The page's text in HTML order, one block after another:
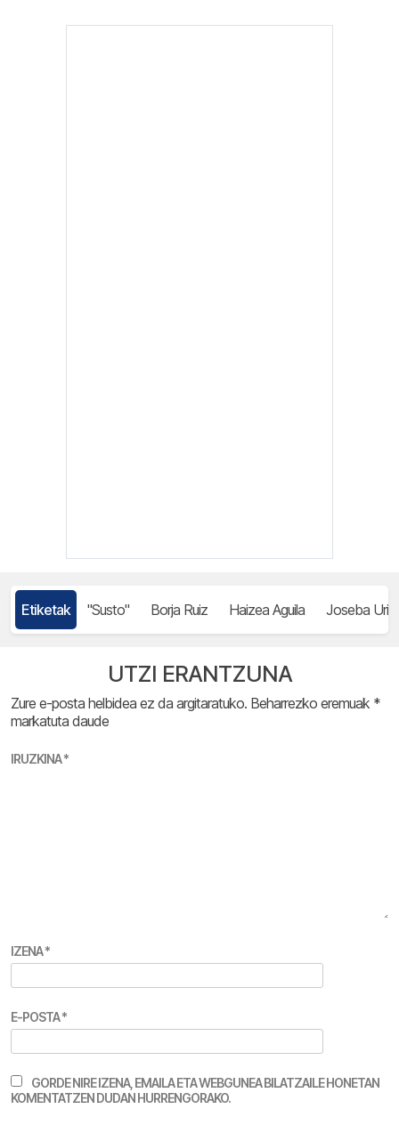
Etiketak "Susto" Borja Ruiz Haizea Aguila Joseba
UTZI ERANTZUNA
Zure e-posta helbidea ez da argitaratuko. Beharrezko eremuak *
markatuta daude
IRUZKINA*
IZENA*
E-POSTA*
GORDE NIRE IZENA, EMAILA ETA WEBGUNEA BILATZAILE HONETAN
KOMENTATZEN DUDAN HURRENGORAKO.